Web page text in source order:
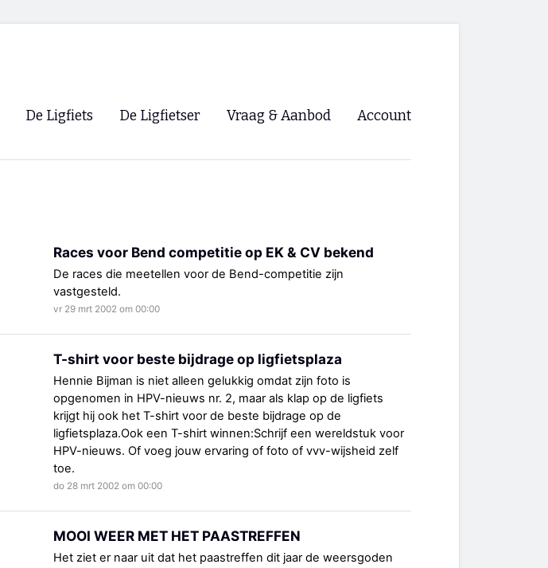
De Ligfiets De Ligfietser
Lokale Fietsverenigingen
EHPVA & EuSupino 🡺
Vraag & Aanbod Account
Races voor Bend competitie op EK & CV bekend
De races die meetellen voor de Bend-competitie zijn
vastgesteld.
vr 29 mrt 2002 om 00:00
T-shirt voor beste bijdrage op ligfietsplaza
Hennie Bijman is niet alleen gelukkig omdat zijn foto is
opgenomen in HPV-nieuws nr. 2, maar als klap op de ligfiets
krijgt hij ook het T-shirt voor de beste bijdrage op de
ligfietsplaza.Ook een T-shirt winnen:Schrijf een wereldstuk voor
HPV-nieuws. Of voeg jouw ervaring of foto of vvv-wijsheid zelf
toe.
do 28 mrt 2002 om 00:00
MOOI WEER MET HET PAASTREFFEN
Het ziet er naar uit dat het paastreffen dit jaar de weersgoden